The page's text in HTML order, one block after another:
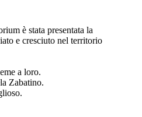
è stata presentata la
e cresciuto nel territorio
a loro.
Zabatino.